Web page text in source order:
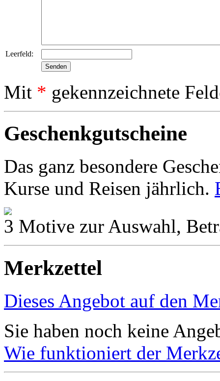
Leerfeld:
Mit * gekennzeichnete
Geschenkgutscheine
Das ganz besondere
Kurse und Reisen jährlich.
3 Motive zur Auswahl,
Merkzettel
Dieses Angebot auf den
Sie haben noch keine
Wie funktioniert der